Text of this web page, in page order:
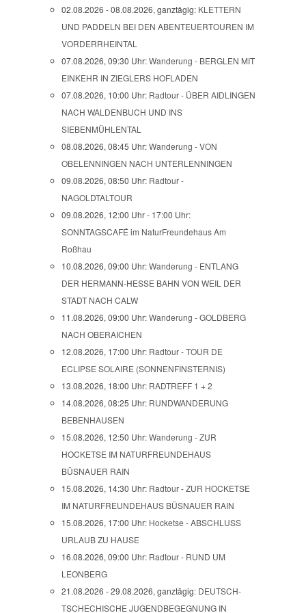
02.08.2026 - 08.08.2026, ganztägig: KLETTERN
UND PADDELN BEI DEN ABENTEUERTOUREN IM
VORDERRHEINTAL
07.08.2026, 09:30 Uhr:Wanderung - BERGLEN MIT
EINKEHR IN ZIEGLERS HOFLADEN
07.08.2026, 10:00 Uhr: Radtour - ÜBER AIDLINGEN
NACH WALDENBUCH UND INS
SIEBENMÜHLENTAL
08.08.2026, 08:45 Uhr:Wanderung - VON
OBELENNINGEN NACH UNTERLENNINGEN
09.08.2026, 08:50 Uhr: Radtour -
NAGOLDTALTOUR
09.08.2026, 12:00 Uhr - 17:00 Uhr:
SONNTAGSCAFÉ im NaturFreundehaus Am
Roßhau
10.08.2026, 09:00 Uhr:Wanderung - ENTLANG
DER HERMANN-HESSE BAHN VON WEIL DER
STADT NACH CALW
11.08.2026, 09:00 Uhr:Wanderung - GOLDBERG
NACH OBERAICHEN
12.08.2026, 17:00 Uhr: Radtour - TOUR DE
ECLIPSE SOLAIRE (SONNENFINSTERNIS)
13.08.2026, 18:00 Uhr: RADTREFF 1 + 2
14.08.2026, 08:25 Uhr: RUNDWANDERUNG
BEBENHAUSEN
15.08.2026, 12:50 Uhr:Wanderung - ZUR
HOCKETSE IM NATURFREUNDEHAUS
BÜSNAUER RAIN
15.08.2026, 14:30 Uhr: Radtour - ZUR HOCKETSE
IM NATURFREUNDEHAUS BÜSNAUER RAIN
15.08.2026, 17:00 Uhr: Hocketse - ABSCHLUSS
URLAUB ZU HAUSE
16.08.2026, 09:00 Uhr: Radtour - RUND UM
LEONBERG
21.08.2026 - 29.08.2026, ganztägig: DEUTSCH-
TSCHECHISCHE JUGENDBEGEGNUNG IN